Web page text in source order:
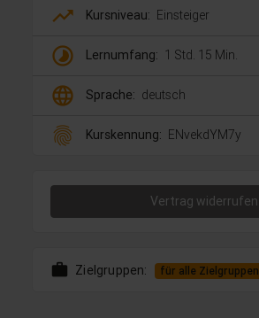
trending_up Kursniveau: Einsteiger
timelapse Lernumfang: 1 Std. 15 Min.
language Sprache: deutsch
fingerprint Kurskennung: ENvekdYM7y
Vertrag widerrufen
work Zielgruppen: für alle Zielgruppen